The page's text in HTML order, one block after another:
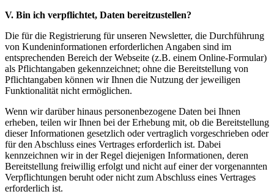
V. Bin ich verpflichtet, Daten bereitzustellen?
Die für die Registrierung für unseren Newsletter, die Durchführung
von Kundeninformationen erforderlichen Angaben sind im
entsprechenden Bereich der Webseite (z.B. einem Online-Formular)
als Pflichtangaben gekennzeichnet; ohne die Bereitstellung von
Pflichtangaben können wir Ihnen die Nutzung der jeweiligen
Funktionalität nicht ermöglichen.
Wenn wir darüber hinaus personenbezogene Daten bei Ihnen
erheben, teilen wir Ihnen bei der Erhebung mit, ob die Bereitstellung
dieser Informationen gesetzlich oder vertraglich vorgeschrieben oder
für den Abschluss eines Vertrages erforderlich ist. Dabei
kennzeichnen wir in der Regel diejenigen Informationen, deren
Bereitstellung freiwillig erfolgt und nicht auf einer der vorgenannten
Verpflichtungen beruht oder nicht zum Abschluss eines Vertrages
erforderlich ist.